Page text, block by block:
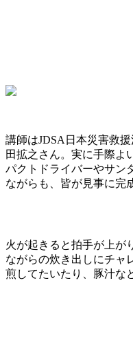
講師はJDSA日本災害救
田拡之さん。実に手際よ
パクトドライバーやサン
ながらも、皆が見事に完
火が起きると拍手が上が
ながらの炊き出しにチャ
煎してたいたり、豚汁な